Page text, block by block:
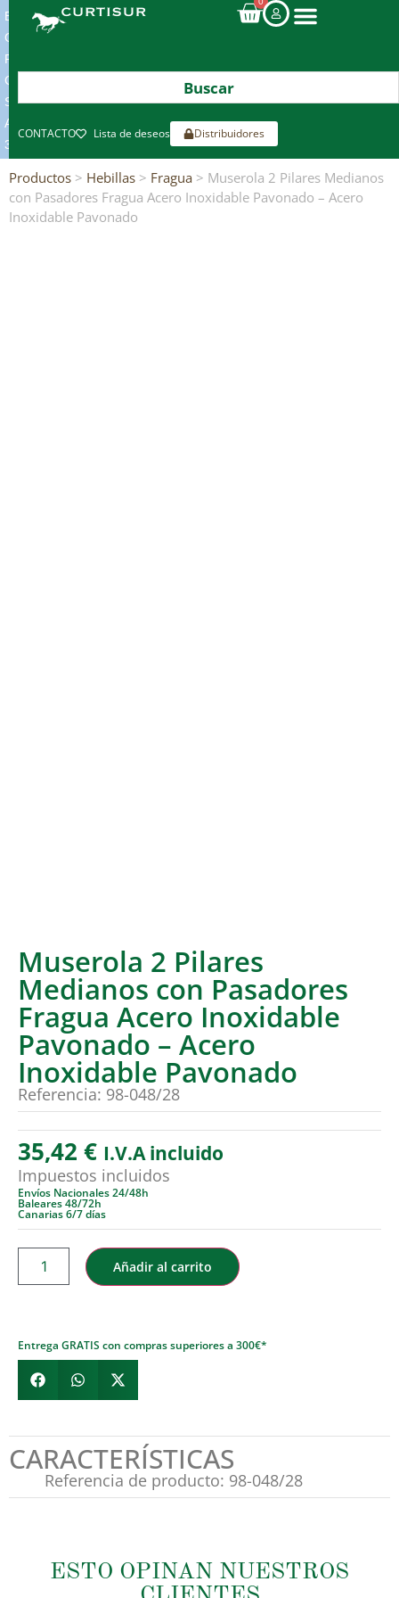
ENVIOS
GRATIS
POR
COMPRAS
SUPERIORES
A
300€*
CONTACTO Lista de deseos Distribuidores
Productos > Hebillas > Fragua > Muserola 2 Pilares Medianos
con Pasadores Fragua Acero Inoxidable Pavonado – Acero
Inoxidable Pavonado
Muserola 2 Pilares
Medianos con Pasadores
Fragua Acero Inoxidable
Pavonado – Acero
Inoxidable Pavonado
Referencia: 98-048/28
35,42 € I.V.A incluido
Impuestos incluidos
Envíos Nacionales 24/48h
Baleares 48/72h
Canarias 6/7 días
Añadir al carrito
Entrega GRATIS con compras superiores a 300€*
CARACTERÍSTICAS
Referencia de producto: 98-048/28
ESTO OPINAN NUESTROS